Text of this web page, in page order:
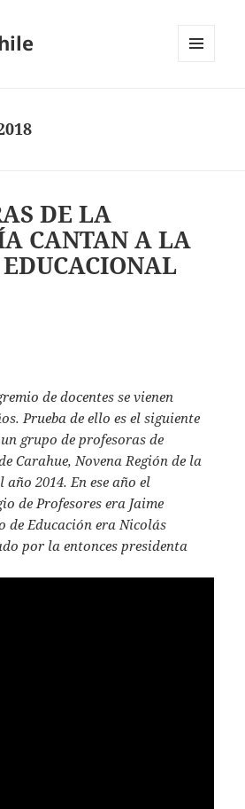
DE LA
CANTAN A LA
de docentes se vienen
Prueba de ello es el siguiente
grupo de profesoras de
Carahue, Novena Región de la
2014. En ese año el
de Profesores era Jaime
de Educación era Nicolás
por la entonces presidenta